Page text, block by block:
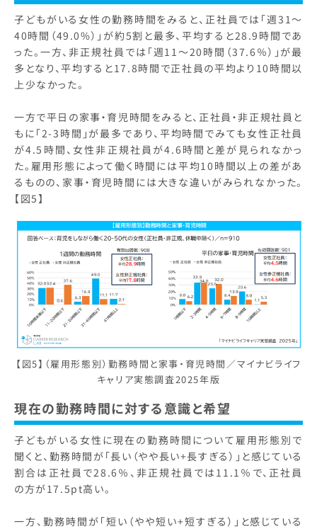
子どもがいる女性の勤務時間をみると、正社員では「週31〜
40時間（49.0%）」が約5割と最多、平均すると28.9時間であ
った。一方、非正規社員では「週11〜20時間（37.6％）」が最
多となり、平均すると17.8時間で正社員の平均より10時間以
上少なかった。
一方で平日の家事・育児時間をみると、正社員・非正規社員と
もに「2-3時間」が最多であり、平均時間でみても女性正社員
が4.5時間、女性非正規社員が4.6時間と差が見られなかっ
た。雇用形態によって働く時間には平均10時間以上の差があ
るものの、家事・育児時間には大きな違いがみられなかった。
【図5】
【図5】（雇用形態別）勤務時間と家事・育児時間／マイナビライフ
キャリア実態調査2025年版
現在の勤務時間に対する意識と希望
子どもがいる女性に現在の勤務時間について雇用形態別で
聞くと、勤務時間が「長い（やや長い+長すぎる）」と感じている
割合は正社員で28.6％、非正規社員では11.1％で、正社員
の方が17.5pt高い。
一方、勤務時間が「短い（やや短い+短すぎる）」と感じている